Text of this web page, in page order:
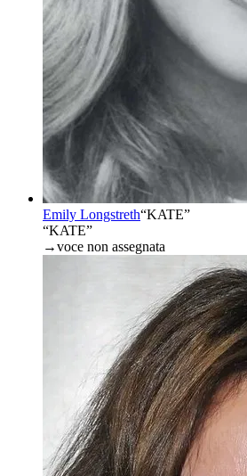
Emily Longstreth“KATE”
“KATE”
→voce non assegnata